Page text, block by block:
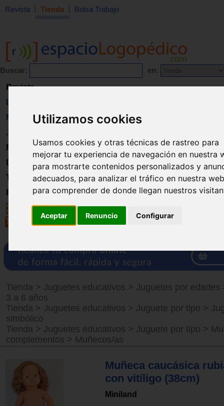
Utilizamos cookies
Usamos cookies y otras técnicas de rastreo para
mejorar tu experiencia de navegación en nuestra
para mostrarte contenidos personalizados y
adecuados, para analizar el tráfico en nuestra
para comprender de donde llegan nuestros
Aceptar Renuncio Configurar
Revista Tienda Bolsa Trabajo
Buscar: en:
Revista
Libros
Material
Juguetes
Formación
Directorio
Trabajo
Registro
Tienda > Juguetes educativos > Juguetes por edades
3 a 6 años
Tienda > Juguetes educativos > Juguete por tipo >
simbólico
Tienda > Juguetes educativos > Juguete por tipo >
complementos > Muñecos/as
Muñeca caucásica
con vitíligo (38cm)
Miniland